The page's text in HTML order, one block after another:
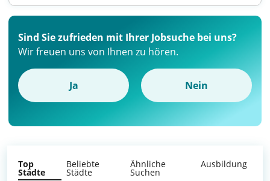
Sind Sie zufrieden mit Ihrer Jobsuche bei uns?
Wir freuen uns von Ihnen zu hören.
Ja Nein
Top
Städte
Beliebte
Städte
Ähnliche
Suchen
Ausbildung